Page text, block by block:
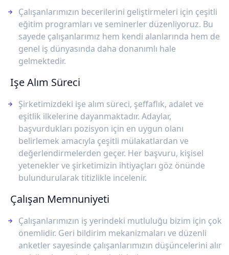
Çalışanlarımızın becerilerini geliştirmeleri için çeşitli
eğitim programları ve seminerler düzenliyoruz. Bu
sayede çalışanlarımız hem kendi alanlarında hem de
genel iş dünyasında daha donanımlı hale
gelmektedir.
Işe Alım Süreci
Şirketimizdeki işe alım süreci, şeffaflık, adalet ve
eşitlik ilkelerine dayanmaktadır. Adaylar,
başvurdukları pozisyon için en uygun olanı
belirlemek amacıyla çeşitli mülakatlardan ve
değerlendirmelerden geçer. Her başvuru, kişisel
yetenekler ve şirketimizin ihtiyaçları göz önünde
bulundurularak titizlikle incelenir.
Çalışan Memnuniyeti
Çalışanlarımızın iş yerindeki mutluluğu bizim için çok
önemlidir. Geri bildirim mekanizmaları ve düzenli
anketler sayesinde çalışanlarımızın düşüncelerini alır